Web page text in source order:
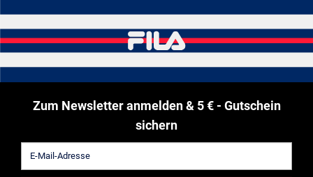
Zum Newsletter anmelden & 5 € - Gutschein
sichern